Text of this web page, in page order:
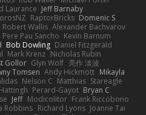
Laurance Jeff Barnaby
RaptorBricks Domenic S
Robert Wallis Alexander Bachvarov
Pere Pau Sancho Kevin Barnum
Bob Dowling Daniel Fitzgerald
Mark Krenz Nicholas Rubin
Gollor Glyn Wolf 亮作 淡波
Tomsen Andy Hickmott Mikayla
Nelson C Matthias Stareagle
Perard-Gayot Bryan C
Jeff Modicolitor Frank Riccobono
Robbins Richard Lyons Joanne Tai